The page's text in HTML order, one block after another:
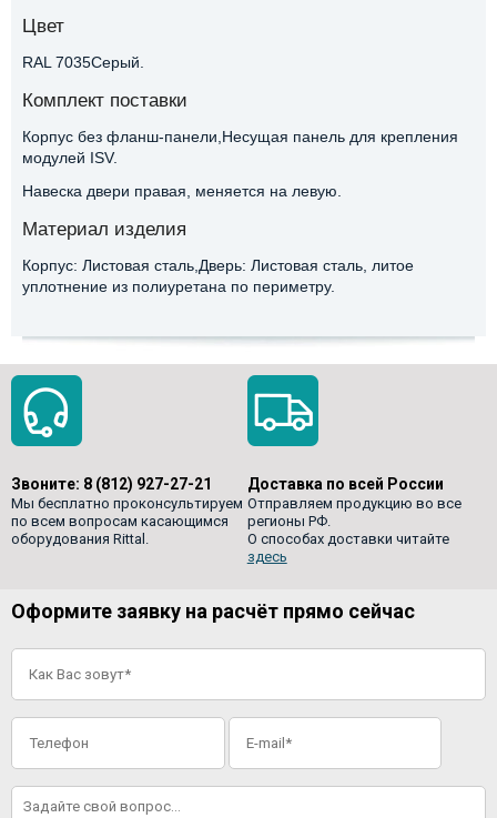
Цвет
RAL 7035Серый.
Комплект поставки
Корпус без фланш-панели,Несущая панель для крепления
модулей ISV.
Навеска двери правая, меняется на левую.
Материал изделия
Корпус: Листовая сталь,Дверь: Листовая сталь, литое
уплотнение из полиуретана по периметру.
Звоните: 8 (812) 927-27-21
Мы бесплатно проконсультируем
по всем вопросам касающимся
оборудования Rittal.
Доставка по всей России
Отправляем продукцию во все
регионы РФ.
О способах доставки читайте
здесь
Оформите заявку на расчёт прямо сейчас